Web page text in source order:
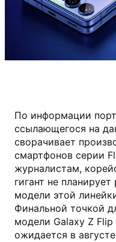
По информации
ссылающегося на
сворачивает
смартфонов серии
журналистам,
гигант не
модели этой
Финальной точкой
модели Galaxy Z Flip
ожидается в